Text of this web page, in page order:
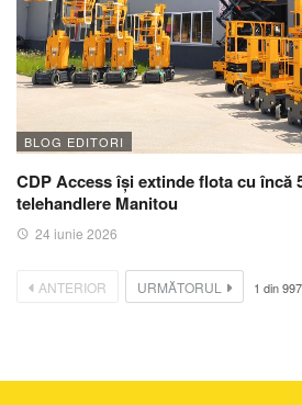
BLOG EDITORI
CDP Access își extinde flota cu încă
telehandlere Manitou
24 iunie 2026
ANTERIOR URMĂTORUL 1 din997